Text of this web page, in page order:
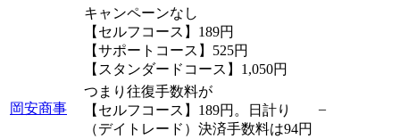
岡安商事
キャンペーンなし
【セルフコース】189円
【サポートコース】525円
【スタンダードコース】1,050円
–
つまり往復手数料が
【セルフコース】189円。日計り
（デイトレード）決済手数料は94円